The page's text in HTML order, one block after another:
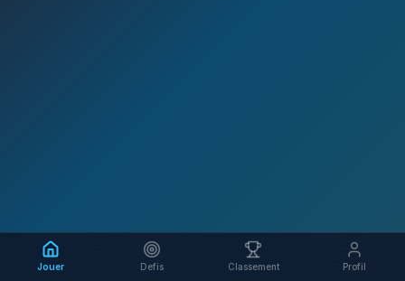
Jouer Defis Classement Profil